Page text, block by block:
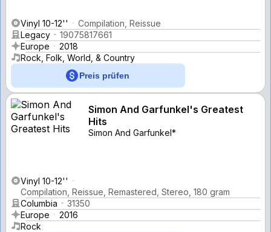
Vinyl 10-12''
Compilation, Reissue
Legacy
19075817661
Europe
2018
Rock, Folk, World, & Country
Preis prüfen
Simon And Garfunkel's Greatest
Hits
Simon And Garfunkel*
Vinyl 10-12''
Compilation, Reissue, Remastered, Stereo, 180 gram
Columbia
31350
Europe
2016
Rock